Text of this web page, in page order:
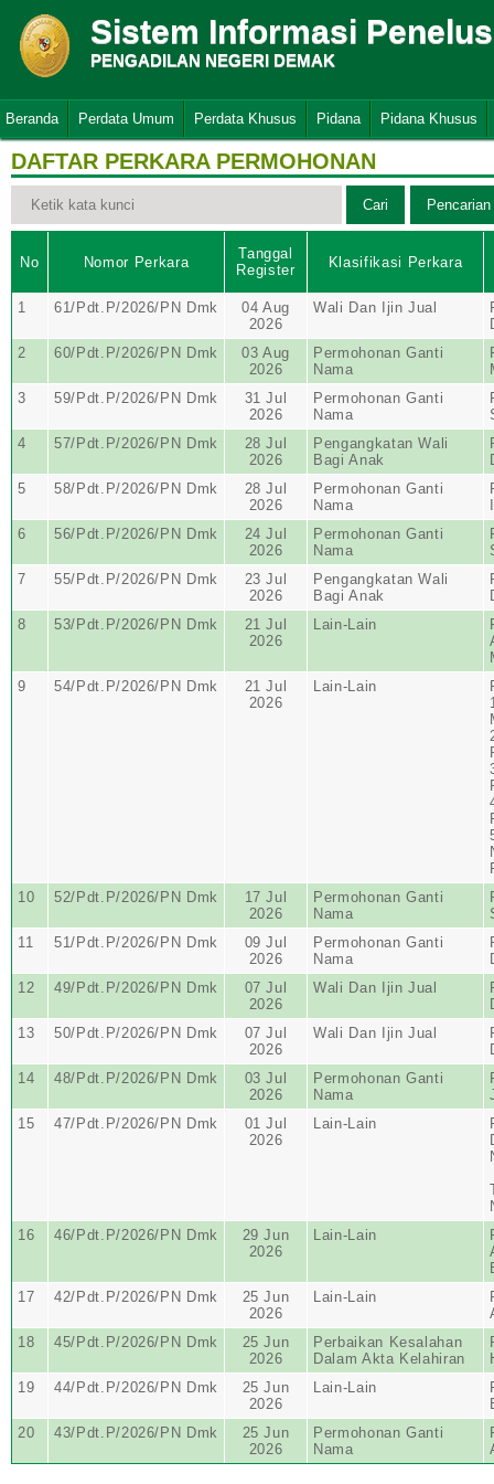
Sistem Informasi
PENGADILAN NEGERI DEMAK
Beranda Perdata Umum Perdata Khusus Pidana Pidana Khusus
DAFTAR PERKARA PERMOHONAN
No Nomor Perkara
Tanggal
Register
Klasifikasi Perkara
1 61/Pdt.P/2026/PN Dmk
04 Aug
2026
Wali Dan Ijin Jual
2
60/Pdt.P/2026/PN Dmk
03 Aug
2026
Permohonan Ganti
Nama
3
59/Pdt.P/2026/PN Dmk
31 Jul
2026
Permohonan Ganti
Nama
4
57/Pdt.P/2026/PN Dmk
28 Jul
2026
Pengangkatan Wali
Bagi Anak
5
58/Pdt.P/2026/PN Dmk
28 Jul
2026
Permohonan Ganti
Nama
6
56/Pdt.P/2026/PN Dmk
24 Jul
2026
Permohonan Ganti
Nama
7
55/Pdt.P/2026/PN Dmk
23 Jul
2026
Pengangkatan Wali
Bagi Anak
8
53/Pdt.P/2026/PN Dmk
21 Jul
2026
Lain-Lain
9
54/Pdt.P/2026/PN Dmk
21 Jul
2026
Lain-Lain
10
52/Pdt.P/2026/PN Dmk
17 Jul
2026
Permohonan Ganti
Nama
11
51/Pdt.P/2026/PN Dmk
09 Jul
2026
Permohonan Ganti
Nama
12
49/Pdt.P/2026/PN Dmk
07 Jul
2026
Wali Dan Ijin Jual
13
50/Pdt.P/2026/PN Dmk
07 Jul
2026
Wali Dan Ijin Jual
14
48/Pdt.P/2026/PN Dmk
03 Jul
2026
Permohonan Ganti
Nama
15
47/Pdt.P/2026/PN Dmk
01 Jul
2026
Lain-Lain
16
46/Pdt.P/2026/PN Dmk
29 Jun
2026
Lain-Lain
17
42/Pdt.P/2026/PN Dmk
25 Jun
2026
Lain-Lain
18
45/Pdt.P/2026/PN Dmk
25 Jun
2026
Perbaikan Kesalahan
Dalam Akta Kelahiran
19
44/Pdt.P/2026/PN Dmk
25 Jun
2026
Lain-Lain
20
43/Pdt.P/2026/PN Dmk
25 Jun
2026
Permohonan Ganti
Nama